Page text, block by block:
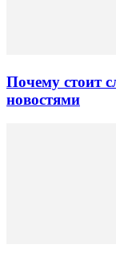
Почему стоит
новостями